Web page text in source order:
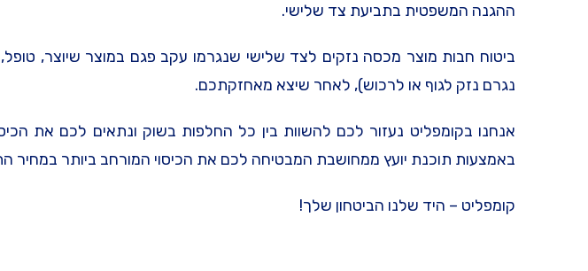
ההגנה המשפטית בתביעת צד שלישי.
ביטוח חבות מוצר מכסה נזקים לצד שלישי שנגרמו עקב פגם במוצר שיוצר,
נגרם נזק לגוף או לרכוש), לאחר שיצא מאחזקתכם.
אנחנו בקומפליט נעזור לכם להשוות בין כל החלפות בשוק ונתאים לכם את
באמצעות תוכנת יועץ ממחושבת המבטיחה לכם את הכיסוי המורחב ביותר במחיר
קומפליט – היד שלנו הביטחון שלך!